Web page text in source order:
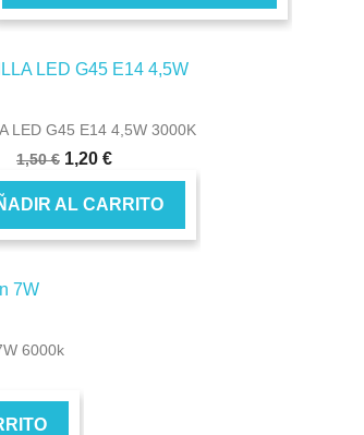
LED G45 E14 4,5W 3000K
1,50 € 1,20 €
AL CARRITO
6000k